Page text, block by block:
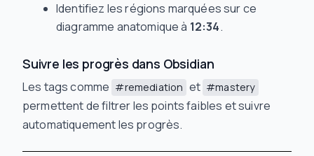
Identifiez les régions marquées sur ce
diagramme anatomique à 12:34.
Suivre les progrès dans Obsidian
Les tags comme #remediation et #mastery
permettent de filtrer les points faibles et suivre
automatiquement les progrès.